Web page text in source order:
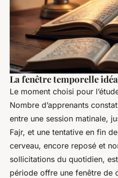
La fenêtre temporelle
Le moment choisi pour
Nombre d’apprenants
entre une session matinale,
Fajr, et une tentative en fin
cerveau, encore reposé et
sollicitations du quotidien,
période offre une fenêtre de